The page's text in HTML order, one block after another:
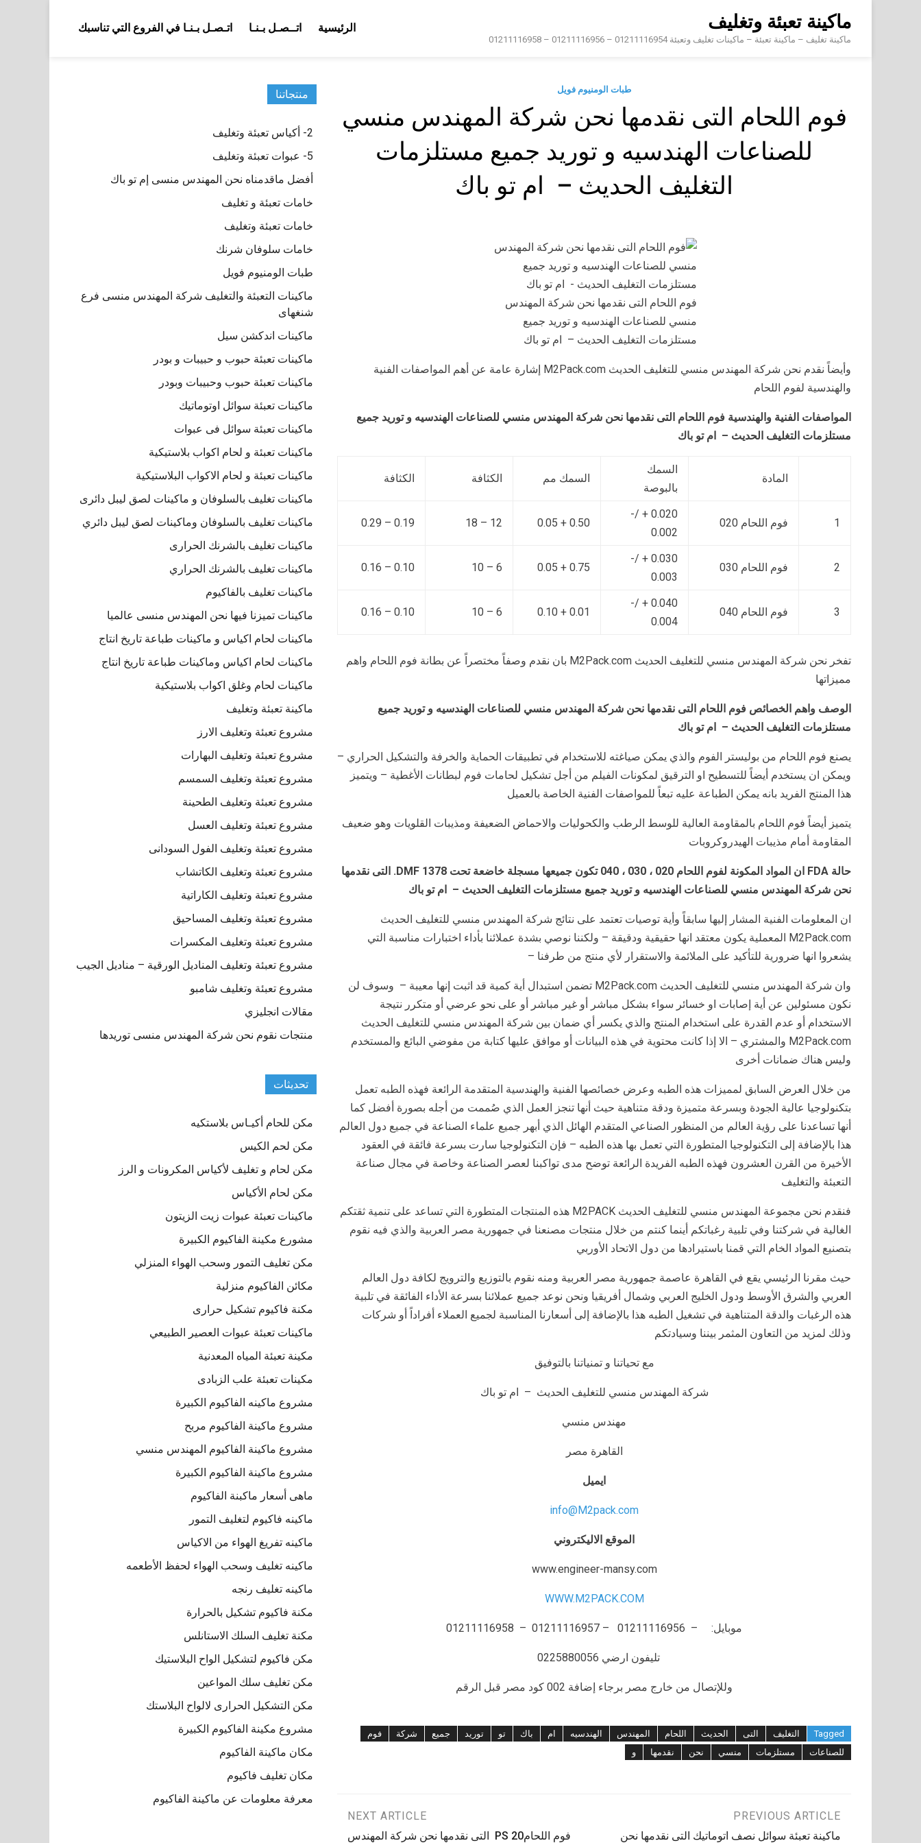
content
ماكينة تعبئة وتغليف
ماكينة تغليف – ماكينة تعبئة – ماكينات تغليف وتعبئة 01211116954 – 01211116956 – 01211116958
الرئيسية اتــصـل بـنـا اتـصـل بـنـا في الفروع التي تناسبك
طبات الومنيوم فويل
فوم اللحام التى نقدمها نحن شركة المهندس منسي
للصناعات الهندسيه و توريد جميع مستلزمات
التغليف الحديث – ام تو باك
فوم اللحام التى نقدمها نحن شركة المهندس
منسي للصناعات الهندسيه و توريد جميع
مستلزمات التغليف الحديث – ام تو باك
وأيضاً نقدم نحن شركة المهندس منسي للتغليف الحديث M2Pack.com إشارة عامة عن أهم المواصفات الفنية
والهندسية لفوم اللحام
المواصفات الفنية والهندسية فوم اللحام التى نقدمها نحن شركة المهندس منسي للصناعات الهندسيه و توريد جميع
مستلزمات التغليف الحديث – ام تو باك
المادة
السمك
بالبوصة
السمك مم الكثافة الكثافة
1 فوم اللحام 020
0.020 + /-
0.002
0.50 + 0.05
12 – 18
0.19 – 0.29
2 فوم اللحام 030
0.030 + /-
0.003
0.75 + 0.05
6 – 10
0.10 – 0.16
3 فوم اللحام 040
0.040 + /-
0.004
0.01 + 0.10
6 – 10
0.10 – 0.16
تفخر نحن شركة المهندس منسي للتغليف الحديث M2Pack.com بان نقدم وصفاً مختصراً عن بطانة فوم اللحام واهم
مميزاتها
الوصف واهم الخصائص فوم اللحام التى نقدمها نحن شركة المهندس منسي للصناعات الهندسيه و توريد جميع
مستلزمات التغليف الحديث – ام تو باك
يصنع فوم اللحام من بوليستر الفوم والذي يمكن صياغته للاستخدام في تطبيقات الحماية والخرفة والتشكيل الحراري –
ويمكن ان يستخدم أيضاً للتسطيح او الترقيق لمكونات الفيلم من أجل تشكيل لحامات فوم لبطانات الأغطية – ويتميز
هذا المنتج الفريد بانه يمكن الطباعة عليه تبعاً للمواصفات الفنية الخاصة بالعميل
يتميز أيضاً فوم اللحام بالمقاومة العالية للوسط الرطب والكحوليات والاحماض الضعيفة ومذيبات القلويات وهو ضعيف
المقاومة أمام مذيبات الهيدروكروبات
حالة FDA ان المواد المكونة لفوم اللحام 020 ، 030 ، 040 تكون جميعها مسجلة خاضعة تحت DMF 1378. التى نقدمها
نحن شركة المهندس منسي للصناعات الهندسيه و توريد جميع مستلزمات التغليف الحديث – ام تو باك
ان المعلومات الفنية المشار إليها سابقاً وأية توصيات تعتمد على نتائج شركة المهندس منسي للتغليف الحديث
M2Pack.com المعملية يكون معتقد انها حقيقية ودقيقة – ولكننا نوصي بشدة عملائنا بأداء اختبارات مناسبة التي
يشعروا انها ضرورية للتأكيد على الملائمة والاستقرار لأي منتج من طرفنا –
وان شركة المهندس منسي للتغليف الحديث M2Pack.com تضمن استبدال أية كمية قد اثبت إنها معيبة – وسوف لن
نكون مسئولين عن أية إصابات او خسائر سواء بشكل مباشر أو غير مباشر أو على نحو عرضي أو متكرر نتيجة
الاستخدام أو عدم القدرة على استخدام المنتج والذي يكسر أي ضمان بين شركة المهندس منسي للتغليف الحديث
M2Pack.com والمشتري – الا إذا كانت محتوية في هذه البيانات أو موافق عليها كتابة من مفوضي البائع والمستخدم
وليس هناك ضمانات أخرى
من خلال العرض السابق لمميزات هذه الطبه وعرض خصائصها الفنية والهندسية المتقدمة الرائعة فهذه الطبه تعمل
بتكنولوجيا عالية الجودة وبسرعة متميزة ودقة متناهية حيث أنها تنجز العمل الذي صُممت من أجله بصورة أفضل كما
أنها تساعدنا على رؤية العالم من المنظور الصناعي المتقدم الهائل الذي أبهر جميع علماء الصناعة في جميع دول العالم
هذا بالإضافة إلى التكنولوجيا المتطورة التي تعمل بها هذه الطبه – فإن التكنولوجيا سارت بسرعة فائقة في العقود
الأخيرة من القرن العشرون فهذه الطبه الفريدة الرائعة توضح مدى تواكبنا لعصر الصناعة وخاصة في مجال صناعة
التعبئة والتغليف
فنقدم نحن مجموعة المهندس منسي للتغليف الحديث M2PACK هذه المنتجات المتطورة التي تساعد على تنمية ثقتكم
الغالية في شركتنا وفي تلبية رغباتكم أينما كنتم من خلال منتجات مصنعنا في جمهورية مصر العربية والذي فيه نقوم
بتصنيع المواد الخام التي قمنا باستيرادها من دول الاتحاد الأوربي
حيث مقرنا الرئيسي يقع في القاهرة عاصمة جمهورية مصر العربية ومنه نقوم بالتوزيع والترويج لكافة دول العالم
العربي والشرق الأوسط ودول الخليج العربي وشمال أفريقيا ونحن نوعد جميع عملائنا بسرعة الأداء الفائقة في تلبية
هذه الرغبات والدقة المتناهية في تشغيل الطبه هذا بالإضافة إلى أسعارنا المناسبة لجميع العملاء أفراداً أو شركات
وذلك لمزيد من التعاون المثمر بيننا وسيادتكم
مع تحياتنا و تمنياتنا بالتوفيق
شركة المهندس منسي للتغليف الحديث – ام تو باك
مهندس منسي
القاهرة مصر
ايميل
info@M2pack.com
الموقع الاليكتروني
www.engineer-mansy.com
WWW.M2PACK.COM
موبايل: – 01211116956 – 01211116957 – 01211116958
تليفون ارضي 0225880056
وللإتصال من خارج مصر برجاء إضافة 002 كود مصر قبل الرقم
Tagged التغليف التى الحديث اللحام المهندس الهندسيه ام باك تو توريد جميع شركة
فوم
للصناعات
مستلزمات منسي نحن نقدمها و
تصفّح
PREVIOUS ARTICLE
ماكينة تعبئة سوائل نصف اتوماتيك التى نقدمها نحن
NEXT ARTICLE
فوم اللحامPS 20 التى نقدمها نحن شركة المهندس
منتجاتنا
2- أكياس تعبئة وتغليف
5- عبوات تعبئة وتغليف
أفضل ماقدمناه نحن المهندس منسى إم تو باك
خامات تعبئة و تغليف
خامات تعبئة وتغليف
خامات سلوفان شرنك
طبات الومنيوم فويل
ماكينات التعبئة والتغليف شركة المهندس منسى فرع
شنغهاى
ماكينات اندكشن سيل
ماكينات تعبئة حبوب و حبيبات و بودر
ماكينات تعبئة حبوب وحبيبات وبودر
ماكينات تعبئة سوائل اوتوماتيك
ماكينات تعبئة سوائل فى عبوات
ماكينات تعبئة و لحام اكواب بلاستيكية
ماكينات تعبئة و لحام الاكواب البلاستيكية
ماكينات تغليف بالسلوفان و ماكينات لصق ليبل دائرى
ماكينات تغليف بالسلوفان وماكينات لصق ليبل دائري
ماكينات تغليف بالشرنك الحرارى
ماكينات تغليف بالشرنك الحراري
ماكينات تغليف بالفاكيوم
ماكينات تميزنا فيها نحن المهندس منسى عالميا
ماكينات لحام اكياس و ماكينات طباعة تاريخ انتاج
ماكينات لحام اكياس وماكينات طباعة تاريخ انتاج
ماكينات لحام وغلق اكواب بلاستيكية
ماكينة تعبئة وتغليف
مشروع تعبئة وتغليف الارز
مشروع تعبئة وتغليف البهارات
مشروع تعبئة وتغليف السمسم
مشروع تعبئة وتغليف الطحينة
مشروع تعبئة وتغليف العسل
مشروع تعبئة وتغليف الفول السودانى
مشروع تعبئة وتغليف الكاتشاب
مشروع تعبئة وتغليف الكاراتية
مشروع تعبئة وتغليف المساحيق
مشروع تعبئة وتغليف المكسرات
مشروع تعبئة وتغليف المناديل الورقية – مناديل الجيب
مشروع تعبئة وتغليف شامبو
مقالات انجليزي
منتجات نقوم نحن شركة المهندس منسى توريدها
تحديثات
مكن للحام أكيـاس بلاستكيه
مكن لحم الكيس
مكن لحام و تغليف لأكياس المكرونات و الرز
مكن لحام الأكياس
ماكينات تعبئة عبوات زيت الزيتون
مشورع مكينة الفاكيوم الكبيرة
مكن تغليف التمور وسحب الهواء المنزلي
مكائن الفاكيوم منزلية
مكنة فاكيوم تشكيل حرارى
ماكينات تعبئة عبوات العصير الطبيعي
مكينة تعبئة المياه المعدنية
مكينات تعبئة علب الزبادى
مشروع ماكينه الفاكيوم الكبيرة
مشروع ماكينة الفاكيوم مربح
مشروع ماكينة الفاكيوم المهندس منسي
مشروع ماكينة الفاكيوم الكبيرة
ماهى أسعار ماكبنة الفاكيوم
ماكينه فاكيوم لتغليف التمور
ماكينه تفريغ الهواء من الاكياس
ماكينه تغليف وسحب الهواء لحفظ الأطعمه
ماكينه تغليف رنجه
مكنة فاكيوم تشكيل بالحرارة
مكنة تغليف السلك الاستانلس
مكن فاكيوم لتشكيل الواح البلاستيك
مكن تغليف سلك المواعين
مكن التشكيل الحرارى لالواح البلاستك
مشروع مكينة الفاكيوم الكبيرة
مكان ماكينة الفاكيوم
مكان تغليف فاكيوم
معرفة معلومات عن ماكينة الفاكيوم